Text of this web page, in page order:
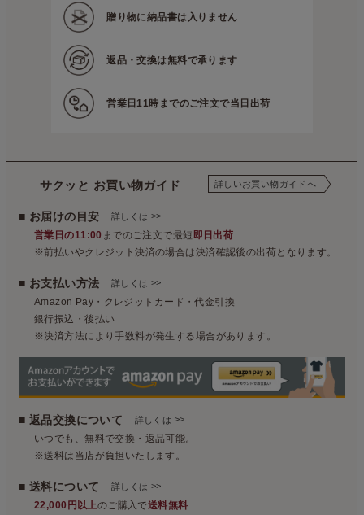
贈り物に納品書は入りません
返品・交換は無料で承ります
営業日11時までのご注文で当日出荷
サクッと お買い物ガイド 詳しいお買い物ガイドへ
■ お届けの目安 詳しくは >>
営業日の11:00 までのご注文で最短 即日出荷
※前払いやクレジット決済の場合は決済確認後の出荷となります。
■ お支払い方法 詳しくは >>
Amazon Pay・クレジットカード・代金引換
銀行振込・後払い
※決済方法により手数料が発生する場合があります。
■ 返品交換について 詳しくは >>
いつでも、無料で交換・返品可能。
※送料は当店が負担いたします。
■ 送料について 詳しくは >>
22,000円以上のご購入で送料無料